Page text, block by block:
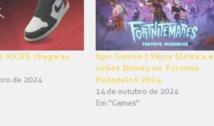
KICKS chega ao
de 2024
Epic Games | Serra Elétrica e
vilões Disney no Fortnite
Pesadelos 2024
14 de outubro de 2024
Em "Games"